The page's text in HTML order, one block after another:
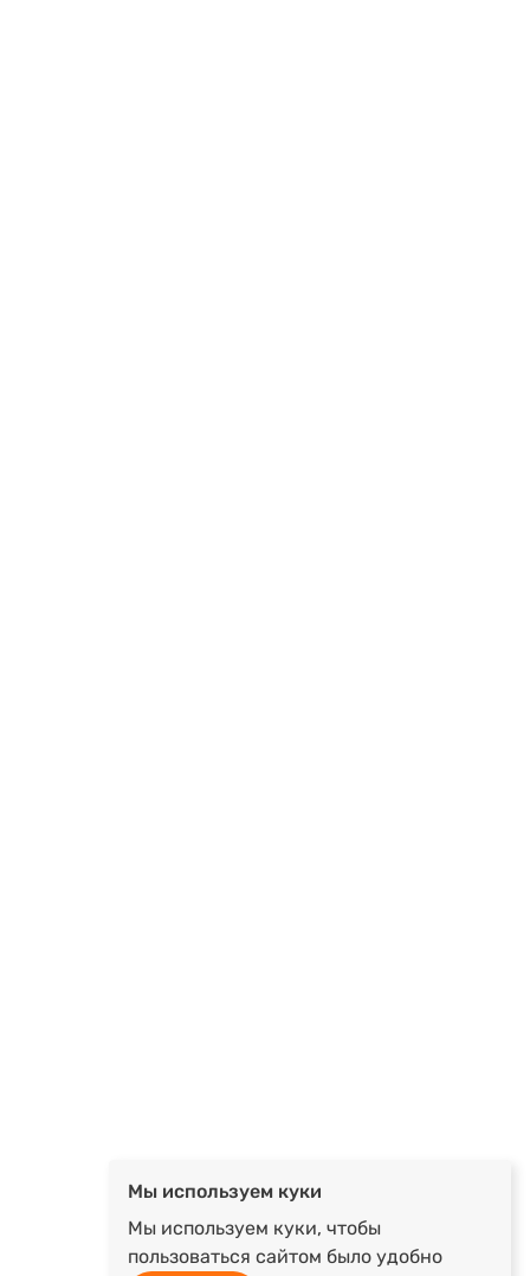
Мы используем куки
Мы используем куки, чтобы
пользоваться сайтом было удобно